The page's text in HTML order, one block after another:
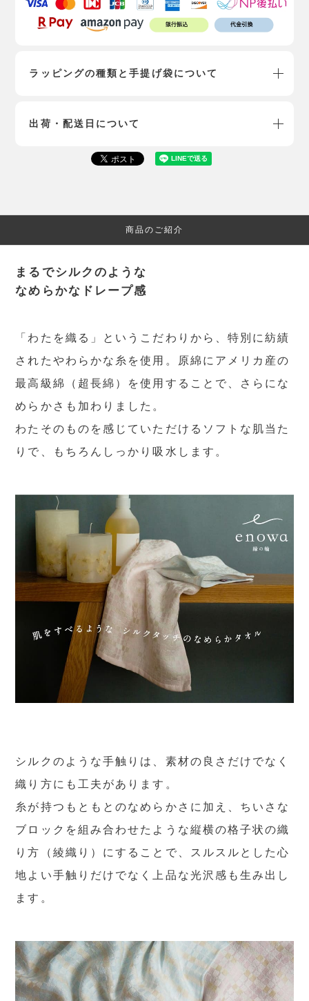
ラッピングの種類と手提げ袋について
出荷・配送日について
商品のご紹介
まるでシルクのような
なめらかなドレープ感
「わたを織る」というこだわりから、特別に紡績
されたやわらかな糸を使用。原綿にアメリカ産の
最高級綿（超長綿）を使用することで、さらにな
めらかさも加わりました。
わたそのものを感じていただけるソフトな肌当た
りで、もちろんしっかり吸水します。
シルクのような手触りは、素材の良さだけでなく
織り方にも工夫があります。
糸が持つもともとのなめらかさに加え、ちいさな
ブロックを組み合わせたような縦横の格子状の織
り方（綾織り）にすることで、スルスルとした心
地よい手触りだけでなく上品な光沢感も生み出し
ます。